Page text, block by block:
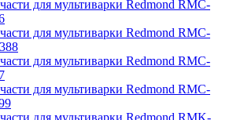
для мультиварки Redmond RMC-
для мультиварки Redmond RMC-
для мультиварки Redmond RMC-
для мультиварки Redmond RMC-
для мультиварки Redmond RMK-